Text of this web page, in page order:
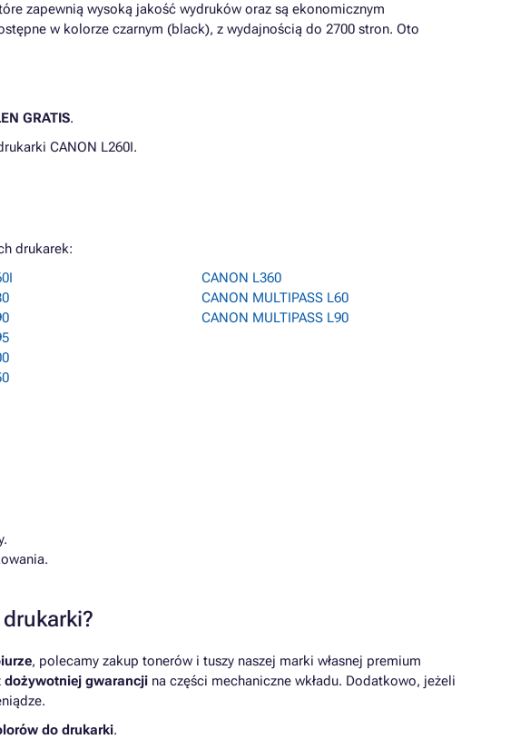
zapewnią wysoką jakość wydruków oraz są ekonomicznym
w kolorze czarnym (black), z wydajnością do 2700 stron. Oto
GRATIS.
CANON L260I.
drukarek:
CANON L360
CANON MULTIPASS L60
CANON MULTIPASS L90
, polecamy zakup tonerów i tuszy naszej marki własnej premium
dożywotniej gwarancji na części mechaniczne wkładu. Dodatkowo, jeżeli
do drukarki.